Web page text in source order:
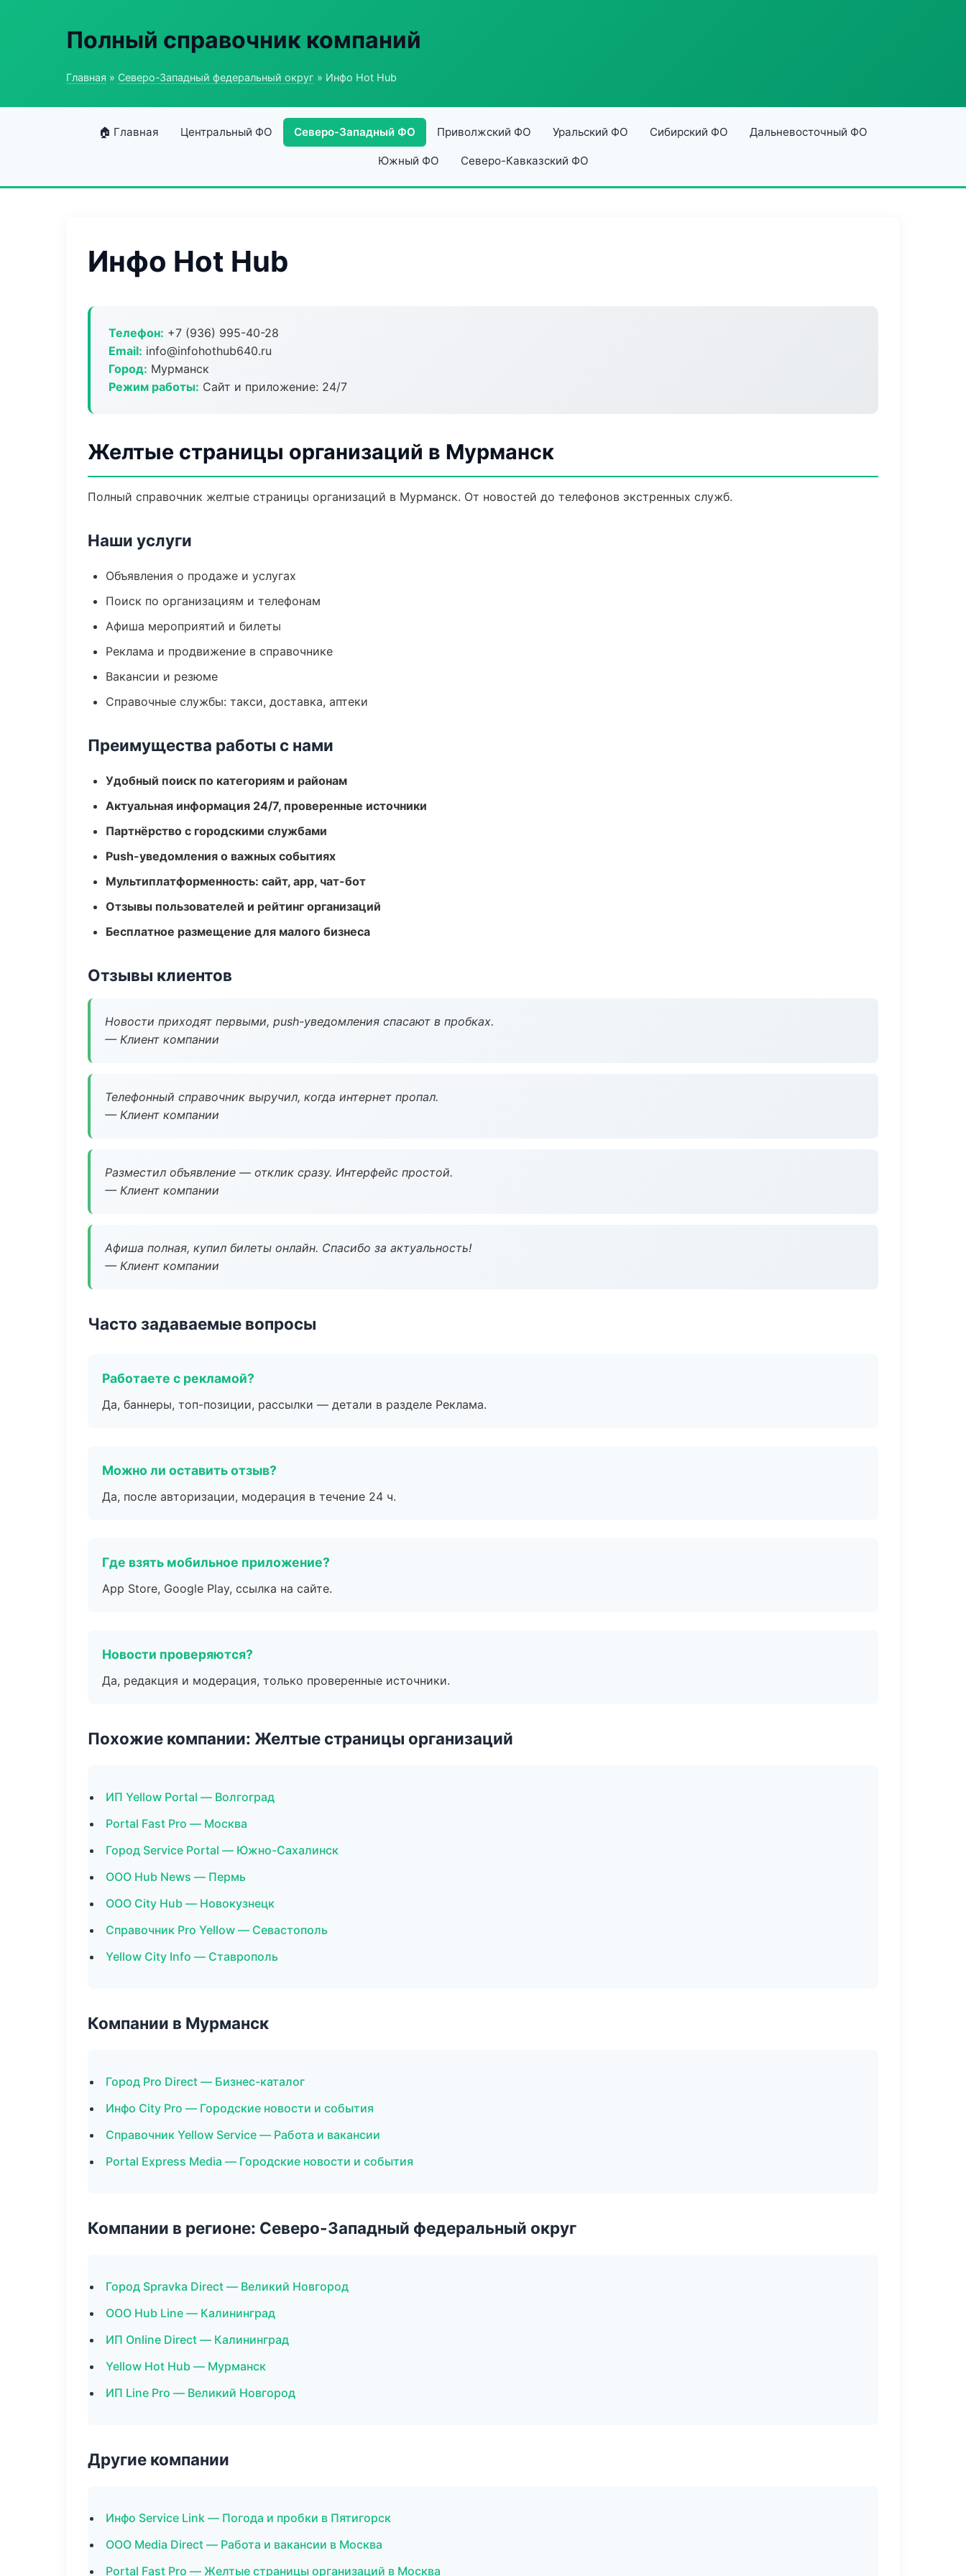
Полный справочник компаний
Главная » Северо-Западный федеральный округ » Инфо Hot Hub
🏠 Главная Центральный ФО Северо-Западный ФО Приволжский ФО Уральский ФО Сибирский ФО Дальневосточный ФО
Южный ФО Северо-Кавказский ФО
Инфо Hot Hub
Телефон: +7 (936) 995-40-28
Email: info@infohothub640.ru
Город: Мурманск
Режим работы: Сайт и приложение: 24/7
Желтые страницы организаций в Мурманск
Полный справочник желтые страницы организаций в Мурманск. От новостей до телефонов экстренных служб.
Наши услуги
Объявления о продаже и услугах
Поиск по организациям и телефонам
Афиша мероприятий и билеты
Реклама и продвижение в справочнике
Вакансии и резюме
Справочные службы: такси, доставка, аптеки
Преимущества работы с нами
Удобный поиск по категориям и районам
Актуальная информация 24/7, проверенные источники
Партнёрство с городскими службами
Push-уведомления о важных событиях
Мультиплатформенность: сайт, app, чат-бот
Отзывы пользователей и рейтинг организаций
Бесплатное размещение для малого бизнеса
Отзывы клиентов
Новости приходят первыми, push-уведомления спасают в пробках.
— Клиент компании
Телефонный справочник выручил, когда интернет пропал.
— Клиент компании
Разместил объявление — отклик сразу. Интерфейс простой.
— Клиент компании
Афиша полная, купил билеты онлайн. Спасибо за актуальность!
— Клиент компании
Часто задаваемые вопросы
Работаете с рекламой?
Да, баннеры, топ-позиции, рассылки — детали в разделе Реклама.
Можно ли оставить отзыв?
Да, после авторизации, модерация в течение 24 ч.
Где взять мобильное приложение?
App Store, Google Play, ссылка на сайте.
Новости проверяются?
Да, редакция и модерация, только проверенные источники.
Похожие компании: Желтые страницы организаций
ИП Yellow Portal — Волгоград
Portal Fast Pro — Москва
Город Service Portal — Южно-Сахалинск
ООО Hub News — Пермь
ООО City Hub — Новокузнецк
Справочник Pro Yellow — Севастополь
Yellow City Info — Ставрополь
Компании в Мурманск
Город Pro Direct — Бизнес-каталог
Инфо City Pro — Городские новости и события
Справочник Yellow Service — Работа и вакансии
Portal Express Media — Городские новости и события
Компании в регионе: Северо-Западный федеральный округ
Город Spravka Direct — Великий Новгород
ООО Hub Line — Калининград
ИП Online Direct — Калининград
Yellow Hot Hub — Мурманск
ИП Line Pro — Великий Новгород
Другие компании
Инфо Service Link — Погода и пробки в Пятигорск
ООО Media Direct — Работа и вакансии в Москва
Portal Fast Pro — Желтые страницы организаций в Москва